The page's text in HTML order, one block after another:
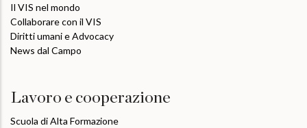
Il VIS nel mondo
Collaborare con il VIS
Diritti umani e Advocacy
News dal Campo
Lavoro e cooperazione
Scuola di Alta Formazione